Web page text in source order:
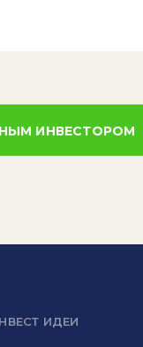
ИНВЕСТОРОМ
ИДЕИ